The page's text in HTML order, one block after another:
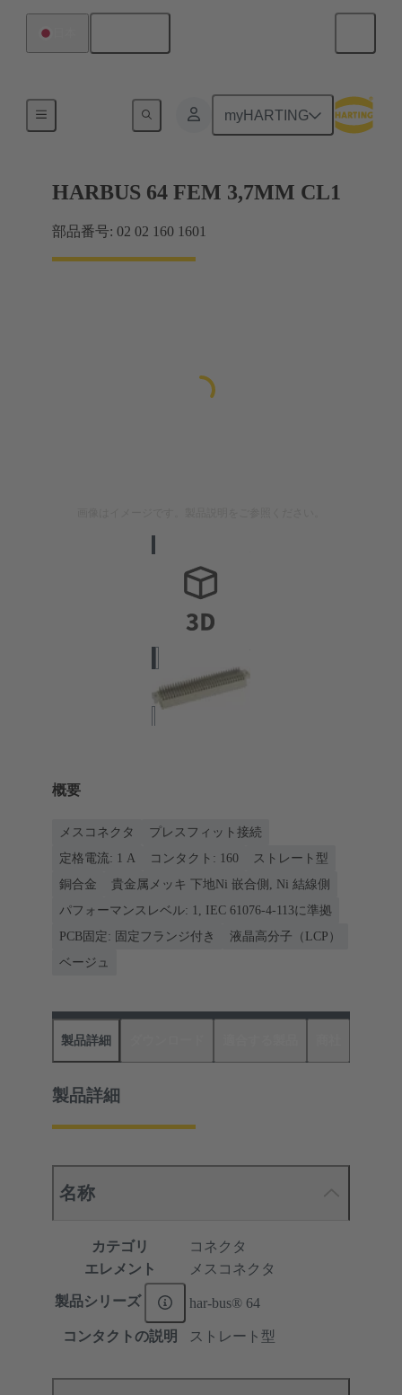
myHARTING
マザーボード ツー ドーターカード接続
HARBUS 64 FEM 3,7MM CL1
部品番号: 02 02 160 1601
概要
メスコネクタ
プレスフィット接続
定格電流: ‌1 A
コンタクト: 160
ストレート型
銅合金
貴金属メッキ 下地Ni 嵌合側, Ni 結線側
パフォーマンスレベル: 1, IEC 61076-4-113に準拠
PCB固定: 固定フランジ付き
液晶高分子（LCP）
ベージュ
製品詳細
製品詳細
名称
カテゴリ
コネクタ
エレメント
メスコネクタ
製品シリーズ har-bus® 64
コンタクトの説明 ストレート型